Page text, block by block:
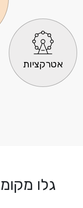
אטרקציות
גלו